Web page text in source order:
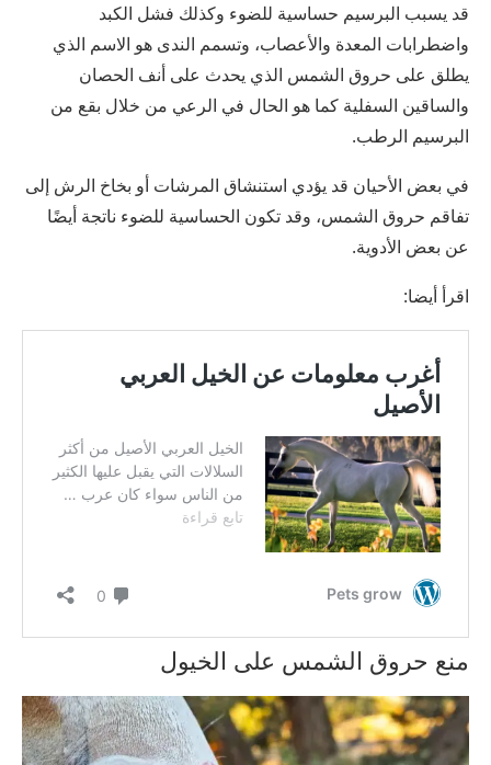
قد يسبب البرسيم حساسية للضوء وكذلك فشل الكبد
واضطرابات المعدة والأعصاب، وتسمم الندى هو الاسم الذي
يطلق على حروق الشمس الذي يحدث على أنف الحصان
والساقين السفلية كما هو الحال في الرعي من خلال بقع من
البرسيم الرطب.
في بعض الأحيان قد يؤدي استنشاق المرشات أو بخاخ الرش إلى
تفاقم حروق الشمس، وقد تكون الحساسية للضوء ناتجة أيضًا
عن بعض الأدوية.
اقرأ أيضا:
منع حروق الشمس على الخيول